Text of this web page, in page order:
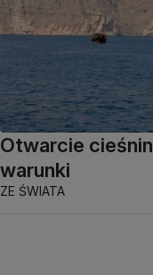
Otwarcie
warunki
ZE ŚWIATA